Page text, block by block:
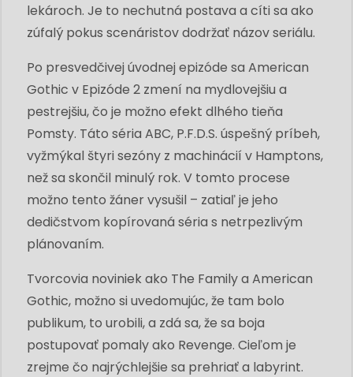
lekároch. Je to nechutná postava a cíti sa ako
zúfalý pokus scenáristov dodržať názov seriálu.
Po presvedčivej úvodnej epizóde sa American
Gothic v Epizóde 2 zmení na mydlovejšiu a
pestrejšiu, čo je možno efekt dlhého tieňa
Pomsty. Táto séria ABC, P.F.D.S. úspešný príbeh,
vyžmýkal štyri sezóny z machinácií v Hamptons,
než sa skončil minulý rok. V tomto procese
možno tento žáner vysušil – zatiaľ je jeho
dedičstvom kopírovaná séria s netrpezlivým
plánovaním.
Tvorcovia noviniek ako The Family a American
Gothic, možno si uvedomujúc, že ​​tam bolo
publikum, to urobili, a zdá sa, že sa boja
postupovať pomaly ako Revenge. Cieľom je
zrejme čo najrýchlejšie sa prehriať a labyrint.